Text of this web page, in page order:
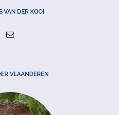
VAN DER KOOI
VLAANDEREN